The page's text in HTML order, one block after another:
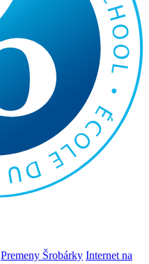
Premeny Šrobárky Internet na